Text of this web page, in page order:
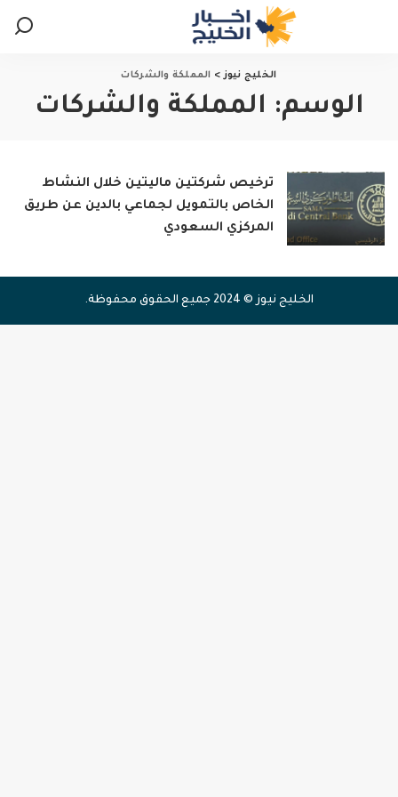
الخليج نيوز> المملكة والشركات
الوسم: المملكة والشركات
ترخيص شركتين ماليتين خلال النشاط
الخاص بالتمويل لجماعي بالدين عن طريق
المركزي السعودي
الخليج نيوز © 2024 جميع الحقوق محفوظة.